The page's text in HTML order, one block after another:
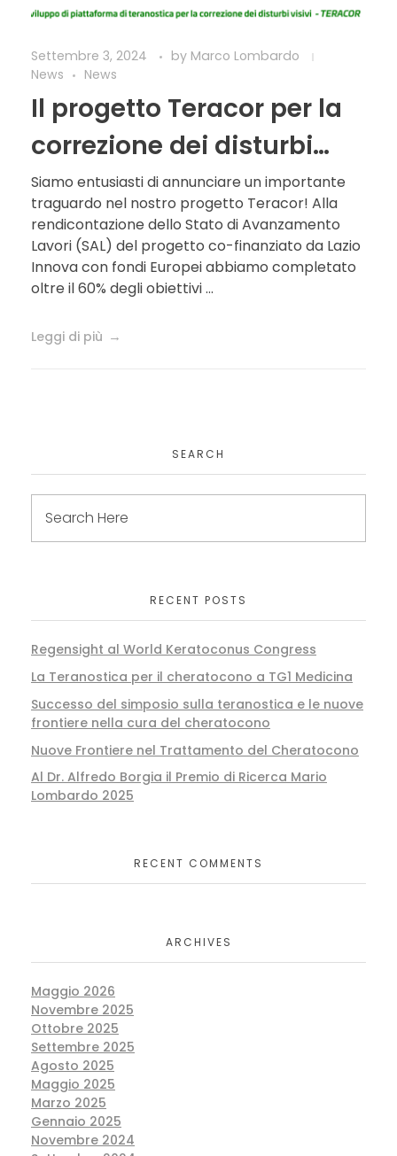
Settembre 3, 2024 by Marco Lombardo
News
News
Il progetto Teracor per la
correzione dei disturbi
visivi con la teranostica
avanza rapidamente
Siamo entusiasti di annunciare un importante
traguardo nel nostro progetto Teracor! Alla
rendicontazione dello Stato di Avanzamento
Lavori (SAL) del progetto co-finanziato da Lazio
Innova con fondi Europei abbiamo completato
oltre il 60% degli obiettivi ...
Leggi di più
SEARCH
RECENT POSTS
Regensight al World Keratoconus Congress
La Teranostica per il cheratocono a TG1 Medicina
Successo del simposio sulla teranostica e le nuove
frontiere nella cura del cheratocono
Nuove Frontiere nel Trattamento del Cheratocono
Al Dr. Alfredo Borgia il Premio di Ricerca Mario
Lombardo 2025
RECENT COMMENTS
ARCHIVES
Maggio 2026
Novembre 2025
Ottobre 2025
Settembre 2025
Agosto 2025
Maggio 2025
Marzo 2025
Gennaio 2025
Novembre 2024